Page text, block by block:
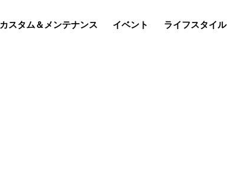
カスタム＆メンテナンス イベント ライフスタイル